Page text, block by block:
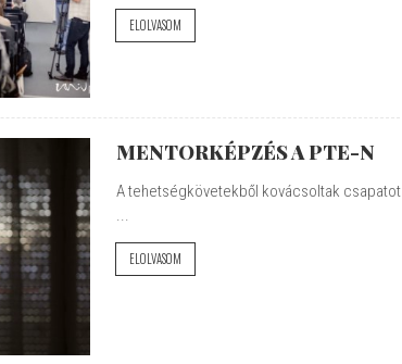
ELOLVASOM
MENTORKÉPZÉS A PTE-N
A tehetségkövetekből kovácsoltak csapatot
...
ELOLVASOM